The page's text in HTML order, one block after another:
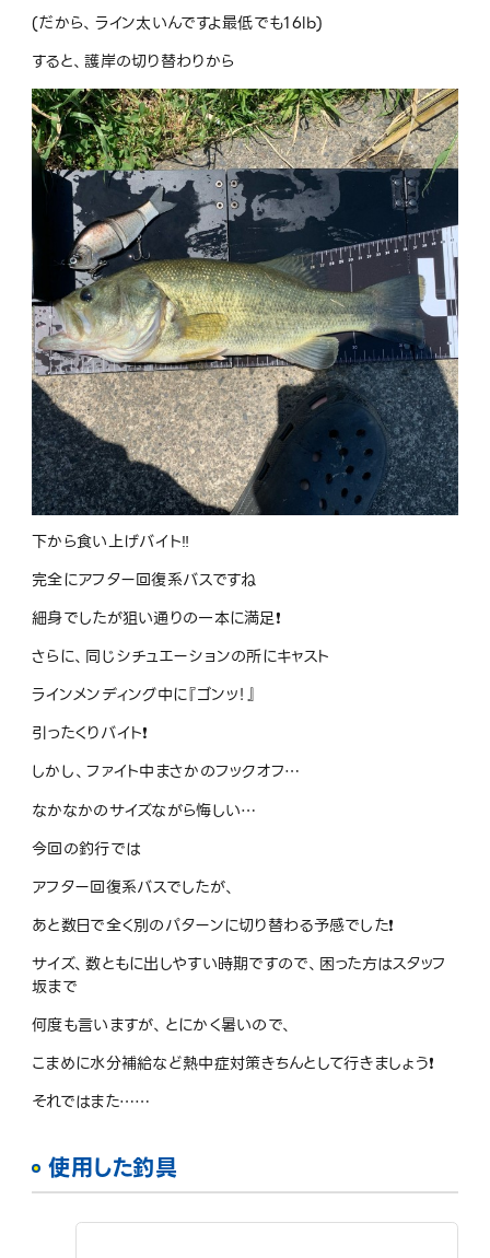
(だから、ライン太いんですよ最低でも16lb)
すると、護岸の切り替わりから
下から食い上げバイト‼️
完全にアフター回復系バスですね
細身でしたが狙い通りの一本に満足❗️
さらに、同じシチュエーションの所にキャスト
ラインメンディング中に『ゴンッ！』
引ったくりバイト❗️
しかし、ファイト中まさかのフックオフ…
なかなかのサイズながら悔しい…
今回の釣行では
アフター回復系バスでしたが、
あと数日で全く別のパターンに切り替わる予感でした❗️
サイズ、数ともに出しやすい時期ですので、困った方はスタッフ
坂まで
何度も言いますが、とにかく暑いので、
こまめに水分補給など熱中症対策きちんとして行きましょう❗️
それではまた……
使用した釣具